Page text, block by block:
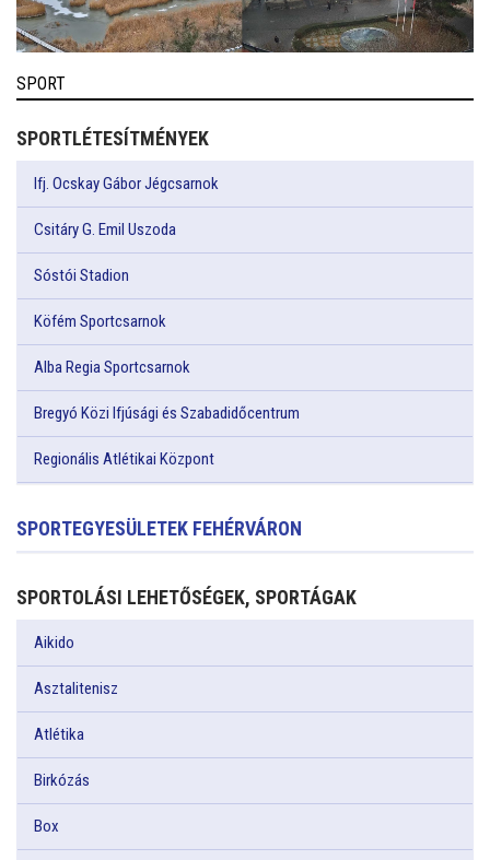
SPORT
SPORTLÉTESÍTMÉNYEK
Ifj. Ocskay Gábor Jégcsarnok
Csitáry G. Emil Uszoda
Sóstói Stadion
Köfém Sportcsarnok
Alba Regia Sportcsarnok
Bregyó Közi Ifjúsági és Szabadidőcentrum
Regionális Atlétikai Központ
SPORTEGYESÜLETEK FEHÉRVÁRON
SPORTOLÁSI LEHETŐSÉGEK, SPORTÁGAK
Aikido
Asztalitenisz
Atlétika
Birkózás
Box